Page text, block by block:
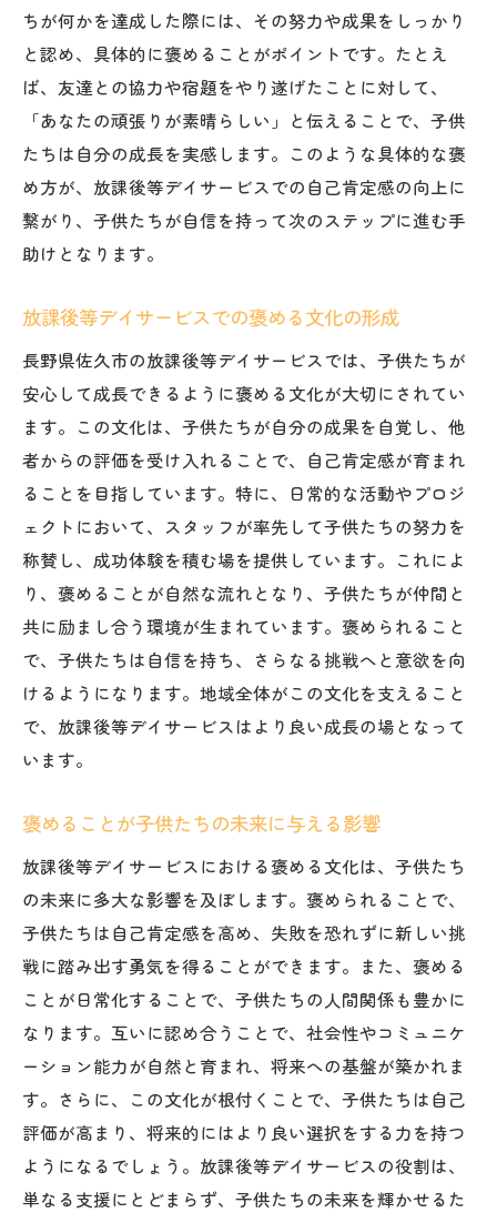
ちが何かを達成した際には、その努力や成果をしっかり
と認め、具体的に褒めることがポイントです。たとえ
ば、友達との協力や宿題をやり遂げたことに対して、
「あなたの頑張りが素晴らしい」と伝えることで、子供
たちは自分の成長を実感します。このような具体的な褒
め方が、放課後等デイサービスでの自己肯定感の向上に
繋がり、子供たちが自信を持って次のステップに進む手
助けとなります。
放課後等デイサービスでの褒める文化の形成
長野県佐久市の放課後等デイサービスでは、子供たちが
安心して成長できるように褒める文化が大切にされてい
ます。この文化は、子供たちが自分の成果を自覚し、他
者からの評価を受け入れることで、自己肯定感が育まれ
ることを目指しています。特に、日常的な活動やプロジ
ェクトにおいて、スタッフが率先して子供たちの努力を
称賛し、成功体験を積む場を提供しています。これによ
り、褒めることが自然な流れとなり、子供たちが仲間と
共に励まし合う環境が生まれています。褒められること
で、子供たちは自信を持ち、さらなる挑戦へと意欲を向
けるようになります。地域全体がこの文化を支えること
で、放課後等デイサービスはより良い成長の場となって
います。
褒めることが子供たちの未来に与える影響
放課後等デイサービスにおける褒める文化は、子供たち
の未来に多大な影響を及ぼします。褒められることで、
子供たちは自己肯定感を高め、失敗を恐れずに新しい挑
戦に踏み出す勇気を得ることができます。また、褒める
ことが日常化することで、子供たちの人間関係も豊かに
なります。互いに認め合うことで、社会性やコミュニケ
ーション能力が自然と育まれ、将来への基盤が築かれま
す。さらに、この文化が根付くことで、子供たちは自己
評価が高まり、将来的にはより良い選択をする力を持つ
ようになるでしょう。放課後等デイサービスの役割は、
単なる支援にとどまらず、子供たちの未来を輝かせるた